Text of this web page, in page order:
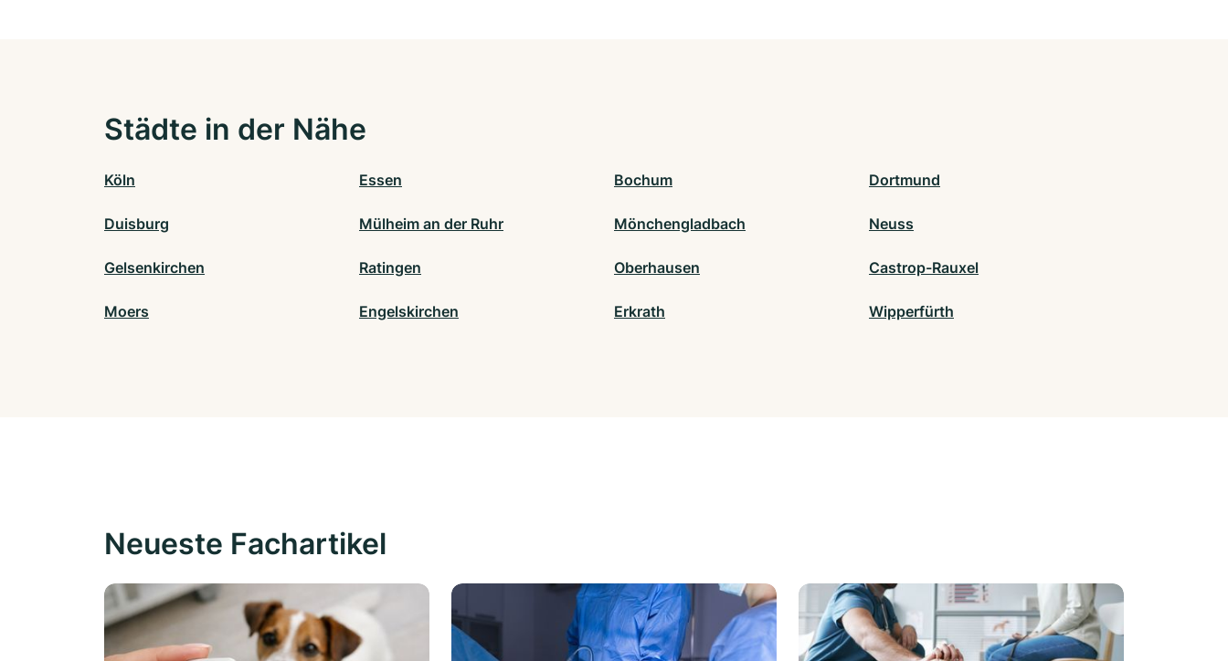
Städte in der Nähe
Köln Essen Bochum Dortmund
Duisburg Mülheim an der Ruhr Mönchengladbach Neuss
Gelsenkirchen Ratingen Oberhausen Castrop-Rauxel
Moers Engelskirchen Erkrath Wipperfürth
Neueste Fachartikel